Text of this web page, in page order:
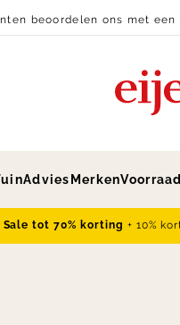
beoordelen ons met een
Advies MerkenVoorraad
Sale tot 70% korting + 10%